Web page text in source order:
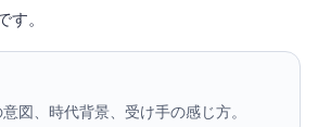
。
図、時代背景、受け手の感じ方。